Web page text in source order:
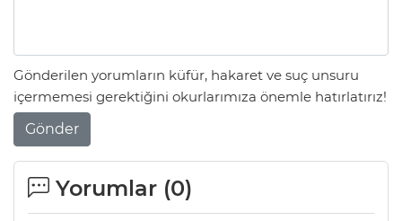
Gönderilen yorumların küfür, hakaret ve suç unsuru
içermemesi gerektiğini okurlarımıza önemle hatırlatırız!
Gönder
Yorumlar (0)